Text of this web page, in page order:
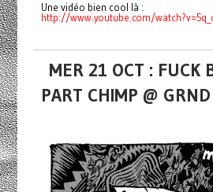
Une vidéo bien cool là :
http://www.youtube.com/
MER 21 OCT : FUCK
PART CHIMP @ GRND